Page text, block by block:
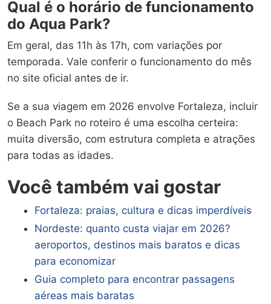
Qual é o horário de funcionamento
do Aqua Park?
Em geral, das 11h às 17h, com variações por
temporada. Vale conferir o funcionamento do mês
no site oficial antes de ir.
Se a sua viagem em 2026 envolve Fortaleza, incluir
o Beach Park no roteiro é uma escolha certeira:
muita diversão, com estrutura completa e atrações
para todas as idades.
Você também vai gostar
Fortaleza: praias, cultura e dicas imperdíveis
Nordeste: quanto custa viajar em 2026?
aeroportos, destinos mais baratos e dicas
para economizar
Guia completo para encontrar passagens
aéreas mais baratas